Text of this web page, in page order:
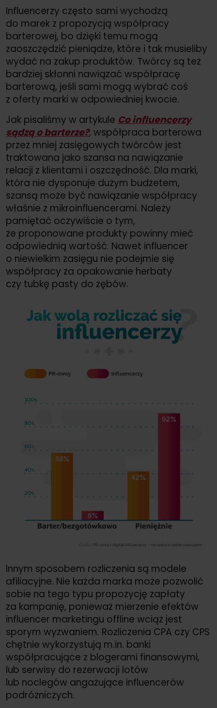
Influencerzy często sami wychodzą
do marek z propozycją współpracy
barterowej, bo dzięki temu mogą
zaoszczędzić pieniądze, które i tak musieliby
wydać na zakup produktów. Twórcy są też
bardziej skłonni nawiązać współpracę
barterową, jeśli sami mogą wybrać coś
z oferty marki w odpowiedniej kwocie.
Jak pisaliśmy w artykule Co influencerzy
sądzą o barterze?, współpraca barterowa
przez mniej zasięgowych twórców jest
traktowana jako szansa na nawiązanie
relacji z klientami i oszczędność. Dla marki,
która nie dysponuje dużym budżetem,
szansą może być nawiązanie współpracy
właśnie z mikroinfluencerami. Należy
pamiętać oczywiście o tym,
że proponowane produkty powinny mieć
odpowiednią wartość. Nawet influencer
o niewielkim zasięgu nie podejmie się
współpracy za opakowanie herbaty
czy tubkę pasty do zębów.
Innym sposobem rozliczenia są modele
afiliacyjne. Nie każda marka może pozwolić
sobie na tego typu propozycję zapłaty
za kampanię, ponieważ mierzenie efektów
influencer marketingu offline wciąż jest
sporym wyzwaniem. Rozliczenia CPA czy CPS
chętnie wykorzystują m.in. banki
współpracujące z blogerami finansowymi,
lub serwisy do rezerwacji lotów
lub noclegów angażujące influencerów
podróżniczych.